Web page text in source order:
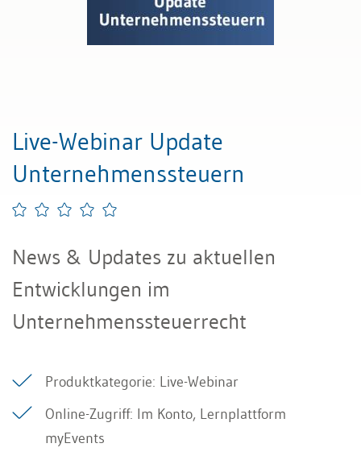
Live-Webinar Update
Unternehmenssteuern
News & Updates zu aktuellen
Entwicklungen im
Unternehmenssteuerrecht
Produktkategorie: Live-Webinar
Online-Zugriff: Im Konto, Lernplattform
myEvents